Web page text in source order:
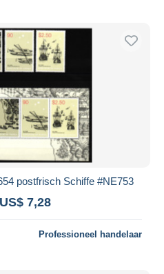
postfrisch Schiffe #NE753
7,28
Professioneel handelaar